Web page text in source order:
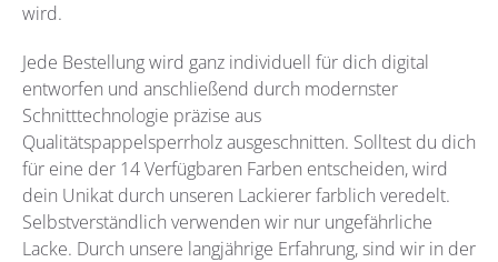
wird.
Jede Bestellung wird ganz individuell für dich digital
entworfen und anschließend durch modernster
Schnitttechnologie präzise aus
Qualitätspappelsperrholzausgeschnitten. Solltest du dich
für eine der 14 Verfügbaren Farben entscheiden, wird
dein Unikat durch unseren Lackierer farblich veredelt.
Selbstverständlich verwenden wir nur ungefährliche
Lacke. Durch unsere langjährige Erfahrung, sind wir in der